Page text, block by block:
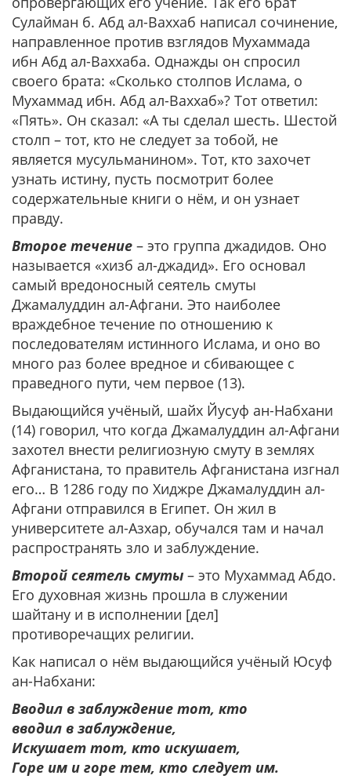
Сулайман б. Абд ал-Ваххаб написал сочинение,
направленное против взглядов Мухаммада
ибн Абд ал-Ваххаба. Однажды он спросил
своего брата: «Сколько столпов Ислама, о
Мухаммад ибн. Абд ал-Ваххаб»? Тот ответил:
«Пять». Он сказал: «А ты сделал шесть. Шестой
столп – тот, кто не следует за тобой, не
является мусульманином». Тот, кто захочет
узнать истину, пусть посмотрит более
содержательные книги о нём, и он узнает
правду.
Второе течение – это группа джадидов. Оно
называется «хизб ал-джадид». Его основал
самый вредоносный сеятель смуты
Джамалуддин ал-Афгани. Это наиболее
враждебное течение по отношению к
последователям истинного Ислама, и оно во
много раз более вредное и сбивающее с
праведного пути, чем первое (13).
Выдающийся учёный, шайх Йусуф ан-Набхани
(14) говорил, что когда Джамалуддин ал-Афгани
захотел внести религиозную смуту в землях
Афганистана, то правитель Афганистана изгнал
его… В 1286 году по Хиджре Джамалуддин ал-
Афгани отправился в Египет. Он жил в
университете ал-Азхар, обучался там и начал
распространять зло и заблуждение.
Второй сеятель смуты – это Мухаммад Абдо.
Его духовная жизнь прошла в служении
шайтану и в исполнении [дел]
противоречащих религии.
Как написал о нём выдающийся учёный Юсуф
ан-Набхани:
Вводил в заблуждение тот, кто
вводил в заблуждение,
Искушает тот, кто искушает,
Горе им и горе тем, кто следует им.